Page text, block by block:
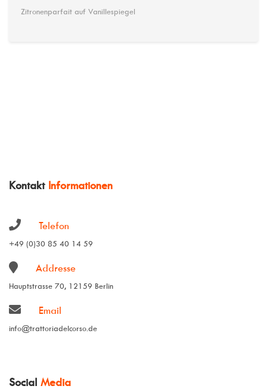
Zitronenparfait auf Vanillespiegel
Kontakt Informationen
Telefon
+49 (0)30 85 40 14 59
Addresse
Hauptstrasse 70, 12159 Berlin
Email
info@trattoriadelcorso.de
Social Media